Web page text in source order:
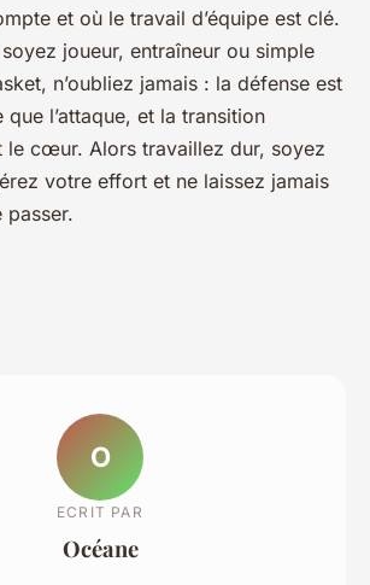
et où le travail d’équipe est clé.
joueur, entraîneur ou simple
n’oubliez jamais : la défense est
l’attaque, et la transition
le cœur. Alors travaillez dur, soyez
votre effort et ne laissez jamais
passer.
O
ECRIT PAR
Océane